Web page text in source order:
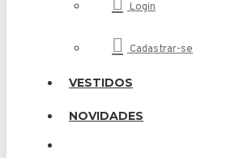
Login
Cadastrar-se
VESTIDOS
NOVIDADES